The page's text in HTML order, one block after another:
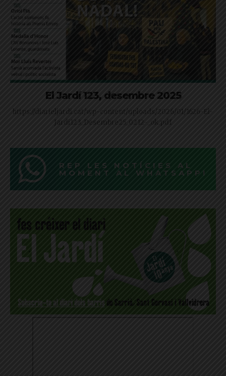
El Jardí 123, desembre 2025
https://diarieljardi.cat/wp-content/uploads/2026/01/1626-El-
Jardi123_Desembre25_0212-_ok.pdf
REP LES NOTÍCIES AL
MOMENT AL WHATSAPP!